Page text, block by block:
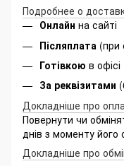
Подробнее о
Онлайн на сайті
Післяплата (при
Готівкою в
За реквізитами
Докладніше про
Повернути чи
днів з моменту
Докладніше про